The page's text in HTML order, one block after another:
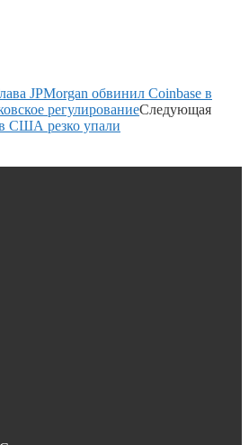
JPMorgan обвинил Coinbase в
регулированиеСледующая
США резко упали